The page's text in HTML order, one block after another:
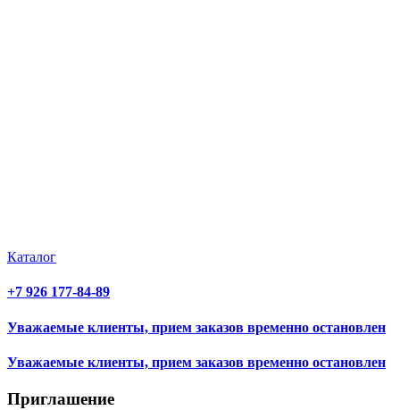
Каталог
+7 926 177-84-89
Уважаемые клиенты, прием заказов временно остановлен
Уважаемые клиенты, прием заказов временно остановлен
Приглашение